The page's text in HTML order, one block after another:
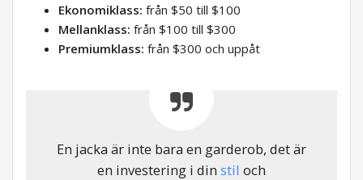
Ekonomiklass: från $50 till $100
Mellanklass: från $100 till $300
Premiumklass: från $300 och uppåt
En jacka är inte bara en garderob, det är
en investering i din stil och